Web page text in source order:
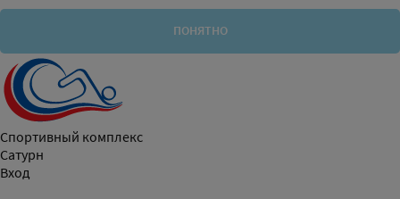
ПОНЯТНО
Спортивный комплекс
Сатурн
Вход